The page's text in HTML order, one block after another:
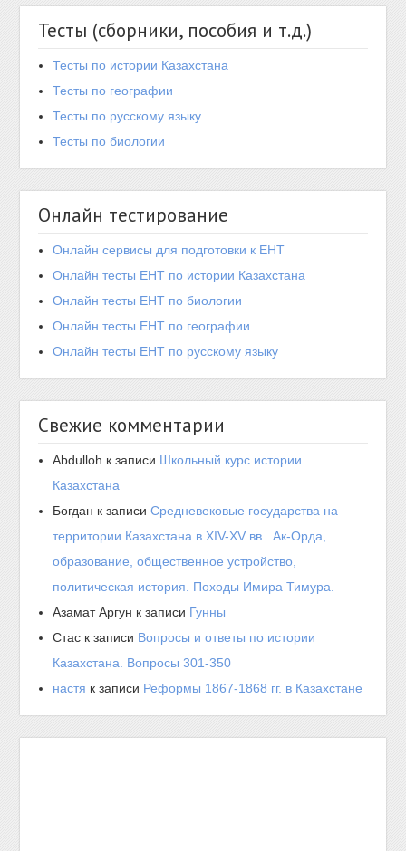
Тесты (сборники, пособия и т.д.)
Тесты по истории Казахстана
Тесты по географии
Тесты по русскому языку
Тесты по биологии
Онлайн тестирование
Онлайн сервисы для подготовки к ЕНТ
Онлайн тесты ЕНТ по истории Казахстана
Онлайн тесты ЕНТ по биологии
Онлайн тесты ЕНТ по географии
Онлайн тесты ЕНТ по русскому языку
Свежие комментарии
Abdulloh к записи Школьный курс истории
Казахстана
Богдан к записиСредневековые государства на
территории Казахстана в XIV-XV вв.. Ак-Орда,
образование, общественное устройство,
политическая история. Походы Имира Тимура.
Азамат Аргун к записи Гунны
Стас к записи Вопросы и ответы по истории
Казахстана. Вопросы 301-350
настя к записи Реформы 1867-1868 гг. в Казахстане